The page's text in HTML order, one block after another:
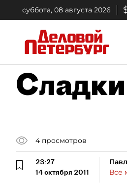
суббота, 08 августа 2026
4 просмотров
23:27
14 октября 2011
Все